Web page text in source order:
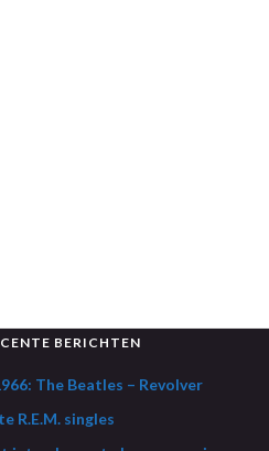
BERICHTEN
The Beatles – Revolver
R.E.M. singles